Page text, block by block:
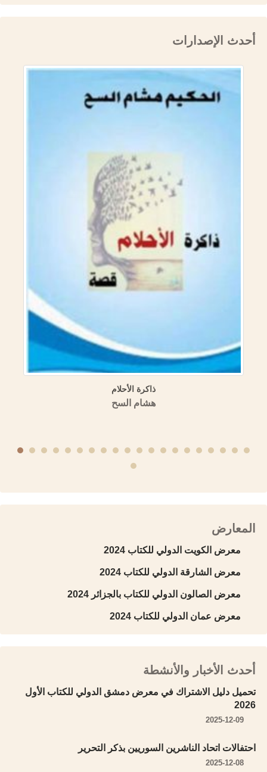
أحدث الإصدارات
المعارض
معرض الكويت الدولي للكتاب 2024
معرض الشارقة الدولي للكتاب 2024
معرض الصالون الدولي للكتاب بالجزائر 2024
معرض عمان الدولي للكتاب 2024
أحدث الأخبار والأنشطة
تحميل دليل الاشتراك في معرض دمشق الدولي للكتاب الأول
2026
2025-12-09
احتفالات اتحاد الناشرين السوريين بذكر التحرير
2025-12-08